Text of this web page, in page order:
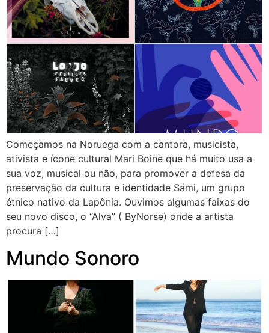
Começamos na Noruega com a cantora, musicista,
ativista e ícone cultural Mari Boine que há muito usa a
sua voz, musical ou não, para promover a defesa da
preservação da cultura e identidade Sámi, um grupo
étnico nativo da Lapônia. Ouvimos algumas faixas do
seu novo disco, o “Alva” ( ByNorse) onde a artista
procura […]
Mundo Sonoro